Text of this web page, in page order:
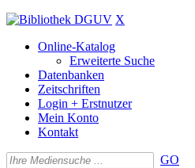
X
Online-Katalog
Erweiterte Suche
Datenbanken
Zeitschriften
Login + Erstnutzer
Mein Konto
Kontakt
GO